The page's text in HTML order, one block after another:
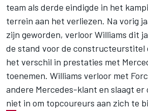
team als derde eindigde in het
terrein aan het verliezen. Na vorig
zijn geworden, verloor Williams dit
de stand voor de constructeurstitel
het verschil in prestaties met
toenemen. Williams verloor met
andere Mercedes-klant en slaagt er
niet in om topcoureurs aan zich te